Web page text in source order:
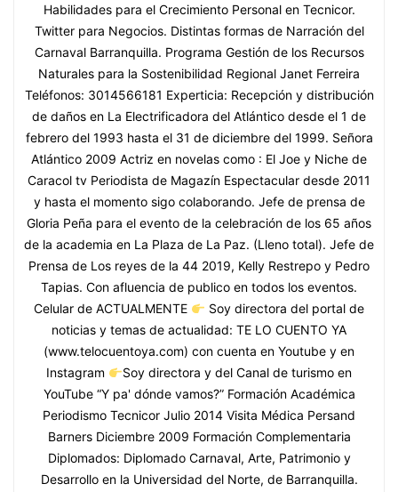
Habilidades para el Crecimiento Personal en Tecnicor.
Twitter para Negocios. Distintas formas de Narración del
Carnaval Barranquilla. Programa Gestión de los Recursos
Naturales para la Sostenibilidad Regional Janet Ferreira
Teléfonos: 3014566181 Experticia: Recepción y distribución
de daños en La Electrificadora del Atlántico desde el 1 de
febrero del 1993 hasta el 31 de diciembre del 1999. Señora
Atlántico 2009 Actriz en novelas como : El Joe y Niche de
Caracol tv Periodista de Magazín Espectacular desde 2011
y hasta el momento sigo colaborando. Jefe de prensa de
Gloria Peña para el evento de la celebración de los 65 años
de la academia en La Plaza de La Paz. (Lleno total). Jefe de
Prensa de Los reyes de la 44 2019, Kelly Restrepo y Pedro
Tapias. Con afluencia de publico en todos los eventos.
Celular de ACTUALMENTE
Soy directora del portal de
noticias y temas de actualidad: TE LO CUENTO YA
(www.telocuentoya.com) con cuenta en Youtube y en
Instagram
Soy directora y del Canal de turismo en
YouTube “Y pa' dónde vamos?” Formación Académica
Periodismo Tecnicor Julio 2014 Visita Médica Persand
Barners Diciembre 2009 Formación Complementaria
Diplomados: Diplomado Carnaval, Arte, Patrimonio y
Desarrollo en la Universidad del Norte, de Barranquilla.